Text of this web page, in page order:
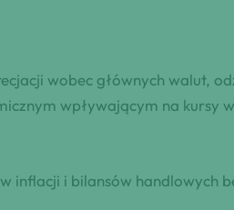
wobec głównych walut,
wpływającym na kursy
inflacji i bilansów handlowych